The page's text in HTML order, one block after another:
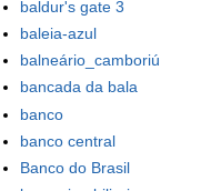
baldur's gate 3
baleia-azul
balneário_camboriú
bancada da bala
banco
banco central
Banco do Brasil